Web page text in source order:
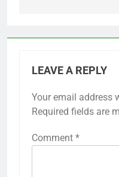
LEAVE A REPLY
Your email address
Required fields are
Comment *